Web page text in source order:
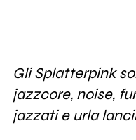
Gli Splatterpink
jazzcore, noise,
jazzati e urla